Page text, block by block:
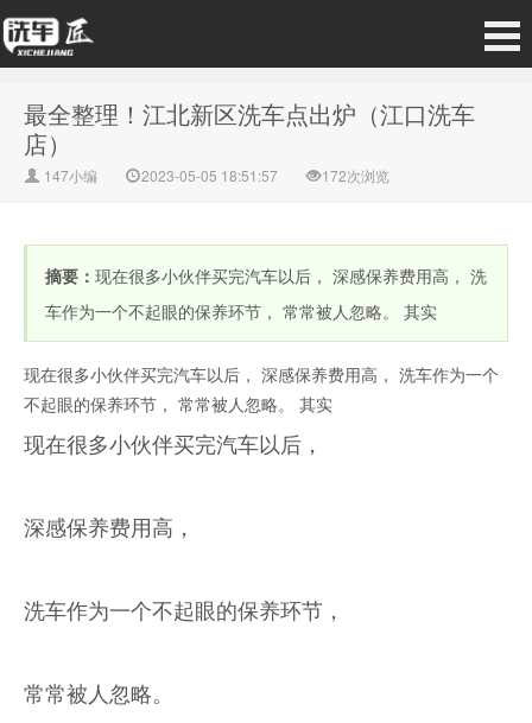
最全整理！江北新区洗车点出炉（江口洗车
店）
147小编 2023-05-05 18:51:57 172次浏览
摘要： 现在很多小伙伴买完汽车以后， 深感保养费用高， 洗
车作为一个不起眼的保养环节， 常常被人忽略。 其实
现在很多小伙伴买完汽车以后， 深感保养费用高， 洗车作为一个
不起眼的保养环节， 常常被人忽略。 其实
现在很多小伙伴买完汽车以后，
深感保养费用高，
洗车作为一个不起眼的保养环节，
常常被人忽略。